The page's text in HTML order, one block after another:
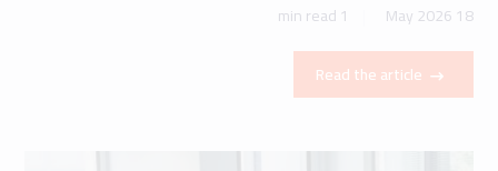
18 May 2026
1 min read
Read the article